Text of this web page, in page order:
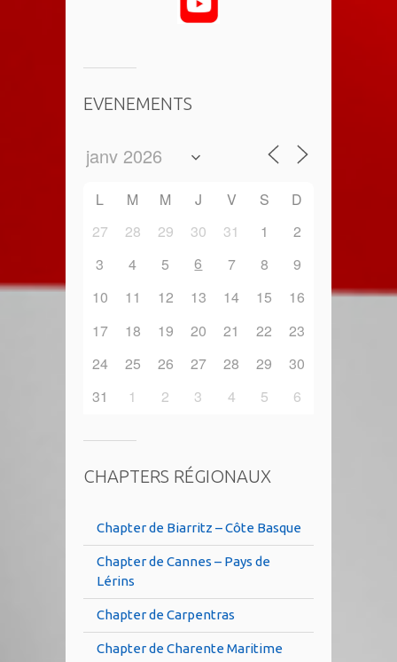
EVENEMENTS
L M M J V S
D
27
28 29 30 31 1
2
3
4 5 6 7 8
9
10
11 12 13 14 15
16
17
18 19 20 21 22
23
24
25 26 27 28 29
30
31
1 2 3 4 5 6
CHAPTERS RÉGIONAUX
Chapter de Biarritz – Côte Basque
Chapter de Cannes – Pays de
Lérins
Chapter de Carpentras
Chapter de Charente Maritime